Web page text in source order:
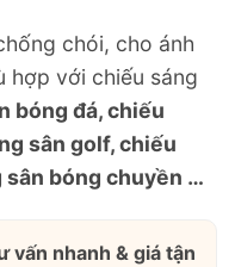
chói, cho ánh
hợp với chiếu sáng
bóng đá, chiếu
sân golf, chiếu
sân bóng chuyền …
vấn nhanh & giá tận